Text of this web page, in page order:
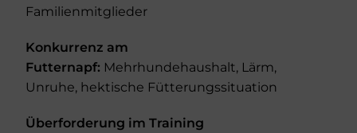
Familienmitglieder
Konkurrenz am
Futternapf: Mehrhundehaushalt, Lärm,
Unruhe, hektische Fütterungssituation
Überforderung im Training